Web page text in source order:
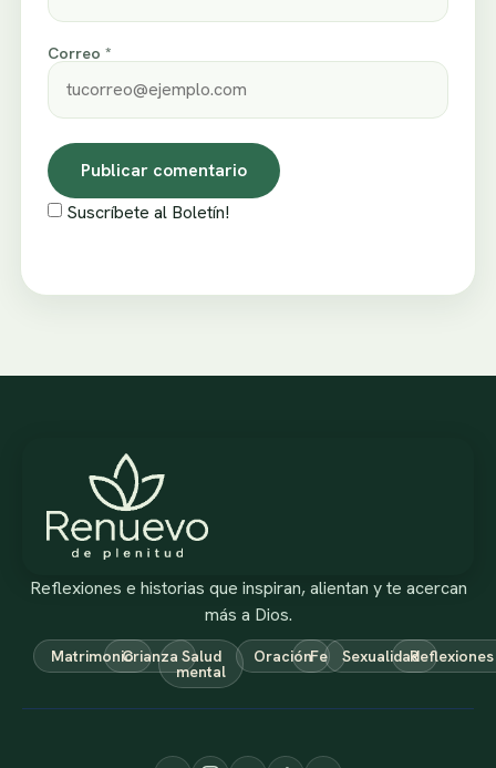
Correo *
Suscríbete al Boletín!
Reflexiones e historias que inspiran, alientan y te acercan
más a Dios.
MatrimonioCrianza Salud
mental
OraciónFe SexualidadReflexiones